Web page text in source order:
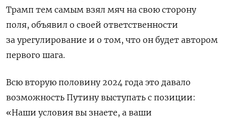
Трамп тем самым взял мяч на свою сторону
поля, объявил о своей ответственности
за урегулирование и о том, что он будет автором
первого шага.
Всю вторую половину 2024 года это давало
возможность Путину выступать с позиции:
«Наши условия вы знаете, а ваши